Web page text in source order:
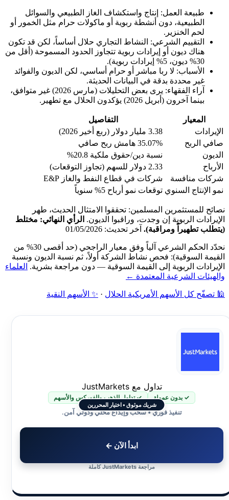
طبيعة العمل: إنتاج واستكشاف الغاز الطبيعي والسوائل
الطبيعية، دون أنشطة ربوية أو ماكولات حرام مثل الخمور أو
لحم الخنزير.
التقييم الشرعي: النشاط التجاري حلال أساساً، لكن قد تكون
هناك ديون أو إيرادات ربوية تتجاوز الحدود المسموحة (أقل من
30% ديون، 5% إيرادات ربوية).
الأسباب: لا ربا مباشر أو حرام أساسي، لكن الديون والفوائد
غير محددة بدقة في البيانات الحديثة.
آراء الفقهاء: يرى بعض التحليلات (مارس 2026) غير متوافق،
بينما آخرون (أبريل 2026) يؤكدون الحلال مع تطهير.
المعيار
التفاصيل
الإيرادات
3.38 مليار دولار (ربع أخير 2026)
صافي الربح
35.07% هامش ربح صافي
الديون
نسبة دين/حقوق ملكية 20.8%
الأرباح
2.33 دولار للسهم (تجاوز التوقعات)
شركات منافسة
شركات في قطاع النفط والغاز E&P
نمو الإنتاج السنوي توقعات نمو أرباح 5% سنوياً
نصائح للمستثمرين المسلمين: تحققوا الامتثال الحديث، طهر
الإيرادات الربوية إن وجدت، وراقبوا الديون. الرأي النهائي: مختلط
(يتطلب تطهيراً ومراقبة).آخر تحديث: 01/05/2026
نحدّد الحكم الشرعي آلياً وفق معيار الراجحي (حد أقصى 30% من
القيمة السوقية): فحص نشاط الشركة أولاً، ثم نسبة الديون ونسبة
الإيرادات الربوية إلى القيمة السوقية — دون مراجعة بشرية. العلماء
والهيئات الشرعية المعتمدة ←
🕌 تصفّح كل الأسهم الأمريكية الحلال · ✨ الأسهم النقية
شريك موثوق • اختيار المحررين
تداول مع JustMarkets
✓ بدون عمولة ✓ تداول الذهب والفوركس والأسهم
تنفيذ فوري • سحب وإيداع محلي ودولي آمن.
ابدأ الآن ←
مراجعة JustMarkets كاملة